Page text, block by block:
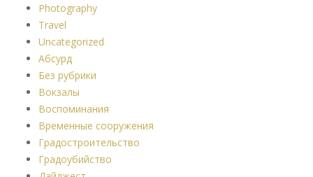
Photography
Travel
Uncategorized
Абсурд
Без рубрики
Вокзалы
Воспоминания
Временные сооружения
Градостроительство
Градоубийство